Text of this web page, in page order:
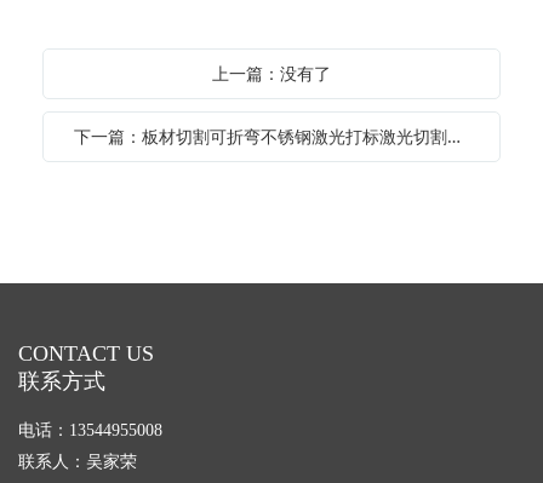
上一篇：没有了
下一篇：板材切割可折弯不锈钢激光打标激光切割加工字母数字镂空设计加工
CONTACT US
联系方式
电话：13544955008
联系人：吴家荣